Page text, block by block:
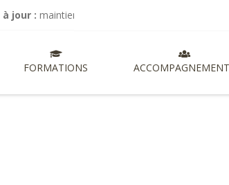
maintien de mes activités de commissariat aux
FORMATIONS